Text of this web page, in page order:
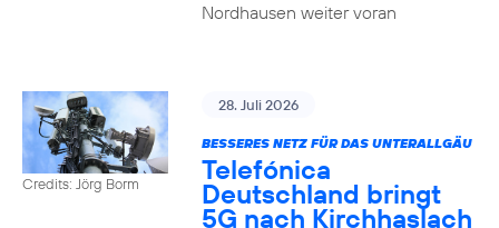
Nordhausen weiter voran
Credits: Jörg Borm
28. Juli 2026
BESSERES NETZ FÜR DAS UNTERALLGÄU
Telefónica
Deutschland bringt
5G nach Kirchhaslach